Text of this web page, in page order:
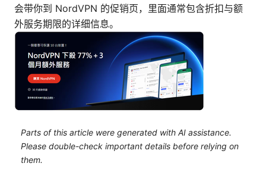
会带你到 NordVPN 的促销页，里面通常包含折扣与额
外服务期限的详细信息。
Parts of this article were generated with AI assistance.
Please double-check important details before relying on
them.